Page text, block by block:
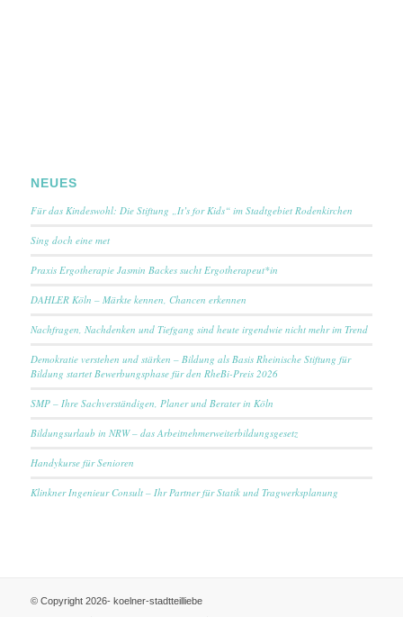
NEUES
Für das Kindeswohl: Die Stiftung „It’s for Kids“ im Stadtgebiet Rodenkirchen
Sing doch eine met
Praxis Ergotherapie Jasmin Backes sucht Ergotherapeut*in
DAHLER Köln – Märkte kennen, Chancen erkennen
Nachfragen, Nachdenken und Tiefgang sind heute irgendwie nicht mehr im Trend
Demokratie verstehen und stärken – Bildung als Basis Rheinische Stiftung für
Bildung startet Bewerbungsphase für den RheBi-Preis 2026
SMP – Ihre Sachverständigen, Planer und Berater in Köln
Bildungsurlaub in NRW – das Arbeitnehmerweiterbildungsgesetz
Handykurse für Senioren
Klinkner Ingenieur Consult – Ihr Partner für Statik und Tragwerksplanung
© Copyright 2026- koelner-stadtteilliebe